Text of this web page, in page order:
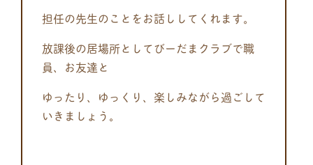
担任の先生のことをお話ししてくれます。
放課後の居場所としてびーだまクラブで職
員、お友達と
ゆったり、ゆっくり、楽しみながら過ごして
いきましょう。